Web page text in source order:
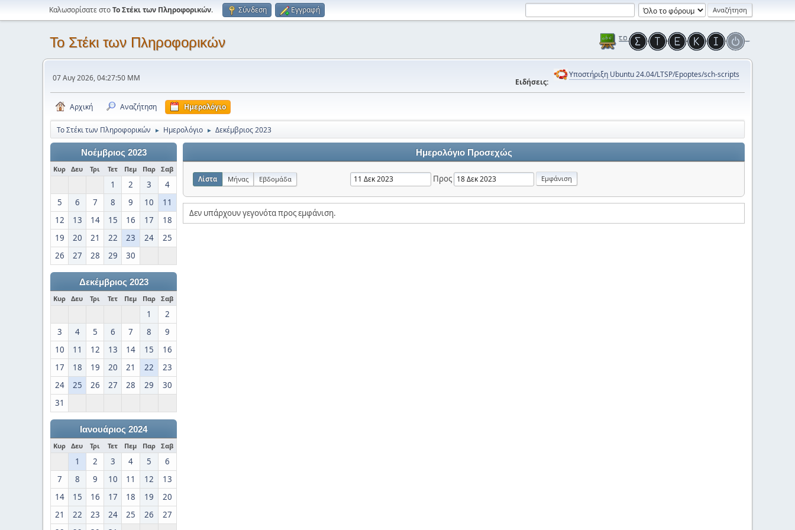
Καλωσορίσατε στοΤο Στέκι των Πληροφορικών. Σύνδεση Εγγραφή
Το Στέκι των Πληροφορικών
07 Αυγ 2026, 04:27:50 ΜΜ Ειδήσεις:
Υποστήριξη Ubuntu 24.04/LTSP/Epoptes/sch-scripts
Αρχική Αναζήτηση Ημερολόγιο
Το Στέκι των Πληροφορικών ► Ημερολόγιο ► Δεκέμβριος 2023
Νοέμβριος 2023
Κυρ Δευ Τρι Τετ Πεμ Παρ Σαβ
1 2 3
4
5
6 7 8 9 10
11
12
13 14 15 16 17
18
19
20 21 22 23 24
25
26
27 28 29 30
Δεκέμβριος 2023
Κυρ Δευ Τρι Τετ Πεμ Παρ Σαβ
1
2
3
4 5 6 7 8
9
10
11 12 13 14 15
16
17
18 19 20 21 22
23
24
25 26 27 28 29
30
31
Ιανουάριος 2024
Κυρ Δευ Τρι Τετ Πεμ Παρ Σαβ
1 2 3 4 5
6
7
8 9 10 11 12
13
14
15 16 17 18 19
20
21
22 23 24 25 26
27
Ημερολόγιο Προσεχώς
Λίστα Μήνας Εβδομάδα Προς
Δεν υπάρχουν γεγονότα προς εμφάνιση.